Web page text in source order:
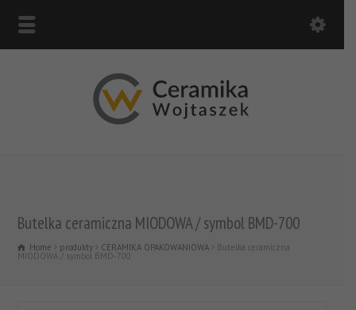
Butelka ceramiczna MIODOWA / symbol BMD-700
Home produkty CERAMIKA OPAKOWANIOWA Butelka ceramiczna
MIODOWA / symbol BMD-700